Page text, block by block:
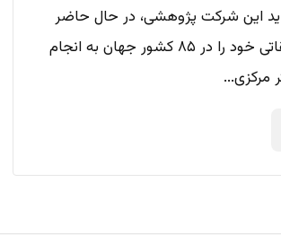
این شرکت پژوهشی، در حال حاضر
عملیات تحقیقاتی خود را در ۸۵ کشور جهان به انجام
مرکزی...